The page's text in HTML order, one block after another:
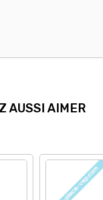
AUSSI AIMER